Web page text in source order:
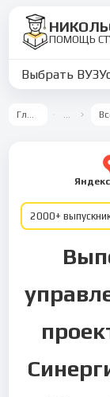
ПОМОЩЬ
Выбрать ВУЗ
Главная …
2000+